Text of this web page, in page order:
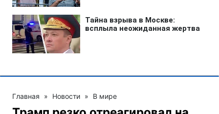
Главная » Новости » В мире